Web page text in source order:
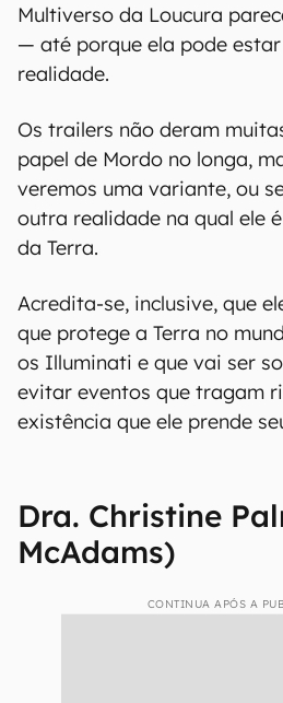
Multiverso da Loucura
— até porque ela pode
realidade.
Os trailers não deram
papel de Mordo no longa,
veremos uma variante, ou
outra realidade na qual ele
da Terra.
Acredita-se, inclusive, que
que protege a Terra no
os Illuminati e que vai ser
evitar eventos que tragam
existência que ele prende
Dra. Christine
McAdams)
CONTINUA APÓS A